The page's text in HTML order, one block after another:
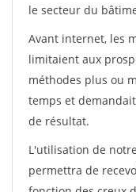
le secteur du
Avant internet, les
limitaient aux
méthodes plus ou
temps et
de résultat.
L'utilisation de
permettra de